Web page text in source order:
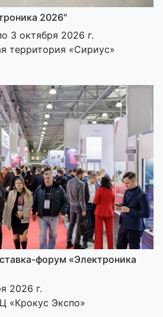
2026"
3 октября 2026 г.
территория «Сириус»
форум «Электроника
2026 г.
«Крокус Экспо»